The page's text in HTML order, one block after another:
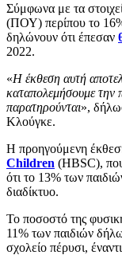
Σύμφωνα με τα
(ΠΟΥ) περίπου το
δηλώνουν ότι έπεσαν
2022.
«Η έκθεση αυτή
καταπολεμήσουμε την
παρατηρούνται»,
Κλούγκε.
Η προηγούμενη
Children (HBSC),
ότι το 13% των
διαδίκτυο.
Το ποσοστό της
11% των παιδιών
σχολείο πέρυσι,